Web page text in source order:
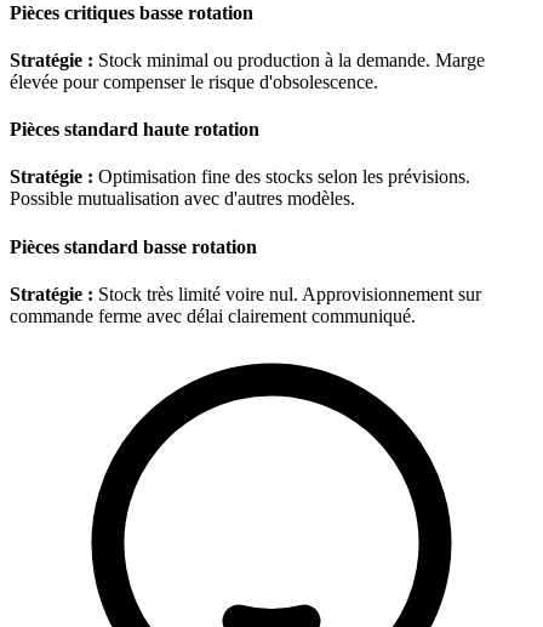
Pièces critiques basse rotation
Stratégie : Stock minimal ou production à la demande. Marge
élevée pour compenser le risque d'obsolescence.
Pièces standard haute rotation
Stratégie : Optimisation fine des stocks selon les prévisions.
Possible mutualisation avec d'autres modèles.
Pièces standard basse rotation
Stratégie : Stock très limité voire nul. Approvisionnement sur
commande ferme avec délai clairement communiqué.